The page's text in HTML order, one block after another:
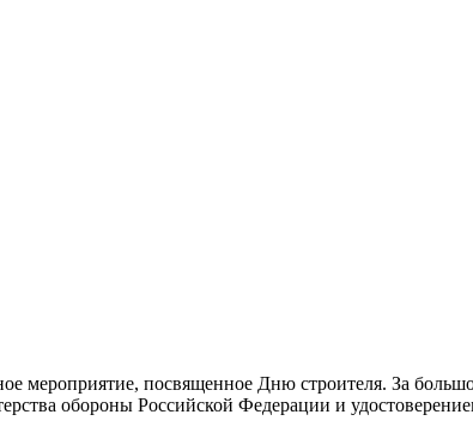
мероприятие, посвященное Дню строителя. За
обороны Российской Федерации и